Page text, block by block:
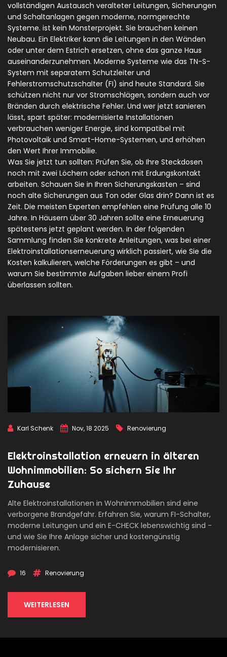
vollständigen Austausch veralteter Leitungen, Sicherungen
und Schaltanlagen gegen moderne, normgerechte
Systeme. ist kein Monsterprojekt. Sie brauchen keinen
Neubau. Ein Elektriker kann die Leitungen in den Wänden
oder unter dem Estrich ersetzen, ohne das ganze Haus
auseinanderzunehmen. Moderne Systeme wie das TN-S-
System mit separatem Schutzleiter und
Fehlerstromschutzschalter (FI) sind heute Standard. Sie
schützen nicht nur vor Stromschlägen, sondern auch vor
Bränden durch elektrische Fehler. Und wer jetzt sanieren
lässt, spart später: modernisierte Installationen
verbrauchen weniger Energie, sind kompatibel mit
Photovoltaik und Smart-Home-Systemen, und erhöhen
den Wert Ihrer Immobilie.
Was Sie jetzt tun sollten: Prüfen Sie, ob Ihre Steckdosen
noch mit zwei Löchern oder schon mit Erdungskontakt
arbeiten. Schauen Sie in Ihren Sicherungskasten – sind
noch alte Sicherungen aus Ton oder Glas drin? Dann ist es
Zeit. Die meisten Experten empfehlen eine Prüfung alle 10
Jahre. In Häusern über 30 Jahren sollte eine Erneuerung
spätestens jetzt geplant werden. In der folgenden
Sammlung finden Sie konkrete Anleitungen, was bei einer
Elektroinstallationserneuerung wirklich passiert, wie Sie die
Kosten kalkulieren, welche Förderungen es gibt – und
warum Sie bestimmte Aufgaben lieber einem Profi
überlassen sollten.
Karl Schenk Nov, 18 2025 Renovierung
Elektroinstallation erneuern in älteren
Wohnimmobilien: So sichern Sie Ihr
Zuhause
Alte Elektroinstallationen in Wohnimmobilien sind eine
verborgene Brandgefahr. Erfahren Sie, warum FI-Schalter,
moderne Leitungen und ein E-CHECK lebenswichtig sind -
und wie Sie Ihre Anlage sicher und kostengünstig
modernisieren.
16 Renovierung
WEITERLESEN